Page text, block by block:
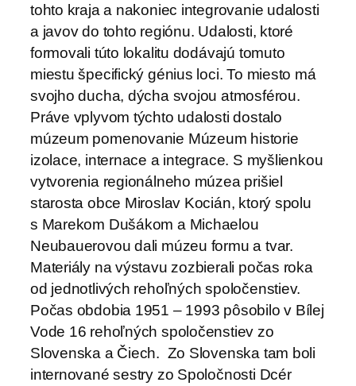
tohto kraja a nakoniec integrovanie udalosti
a javov do tohto regiónu. Udalosti, ktoré
formovali túto lokalitu dodávajú tomuto
miestu špecifický génius loci. To miesto má
svojho ducha, dýcha svojou atmosférou.
Práve vplyvom týchto udalosti dostalo
múzeum pomenovanie Múzeum historie
izolace, internace a integrace. S myšlienkou
vytvorenia regionálneho múzea prišiel
starosta obce Miroslav Kocián, ktorý spolu
s Marekom Dušákom a Michaelou
Neubauerovou dali múzeu formu a tvar.
Materiály na výstavu zozbierali počas roka
od jednotlivých rehoľných spoločenstiev.
Počas obdobia 1951 – 1993 pôsobilo v Bílej
Vode 16 rehoľných spoločenstiev zo
Slovenska a Čiech. Zo Slovenska tam boli
internované sestry zo Spoločnosti Dcér